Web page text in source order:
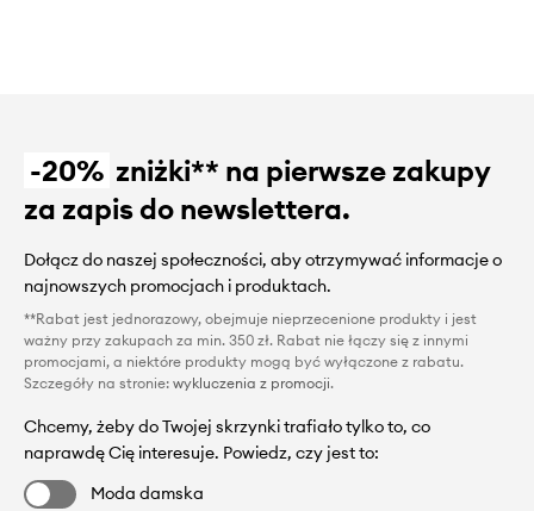
-20% zniżki** na pierwsze zakupy
za zapis do newslettera.
Dołącz do naszej społeczności, aby otrzymywać informacje o
najnowszych promocjach i produktach.
**Rabat jest jednorazowy, obejmuje nieprzecenione produkty i jest
ważny przy zakupach za min. 350 zł. Rabat nie łączy się z innymi
promocjami, a niektóre produkty mogą być wyłączone z rabatu.
Szczegóły na stronie: wykluczenia z promocji.
Chcemy, żeby do Twojej skrzynki trafiało tylko to, co
naprawdę Cię interesuje. Powiedz, czy jest to:
Moda damska